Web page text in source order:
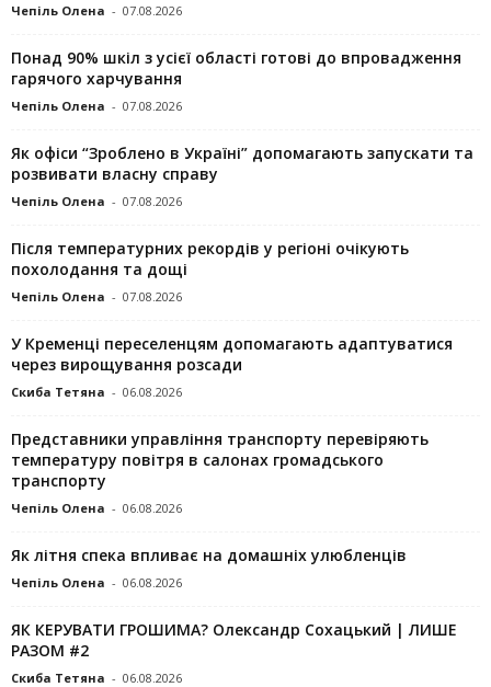
Чепіль Олена - 07.08.2026
Понад 90% шкіл з усієї області готові до впровадження
гарячого харчування
Чепіль Олена - 07.08.2026
Як офіси “Зроблено в Україні” допомагають запускaти та
розвивати власну справу
Чепіль Олена - 07.08.2026
Після температурних рекордів у регіоні очікують
похолодання та дощі
Чепіль Олена - 07.08.2026
У Кременці переселенцям допомагають адаптуватися
через вирощування розсади
Скиба Тетяна - 06.08.2026
Представники управління транспорту перевіряють
температуру повітря в салонах громадського
транспорту
Чепіль Олена - 06.08.2026
Як літня спека впливає на домашніх улюбленців
Чепіль Олена - 06.08.2026
ЯК КЕРУВАТИ ГРОШИМА? Олександр Сохацький | ЛИШЕ
РАЗОМ #2
Скиба Тетяна - 06.08.2026